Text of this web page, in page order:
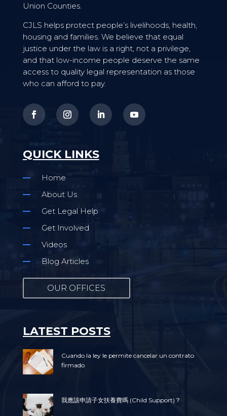
Union Counties.
CJLS helps protect people’s livelihoods, health,
housing and families. We believe that equal
justice under the law is a right, not a privilege,
and that low-income people deserve the same
access to quality legal representation as those
who can afford to pay.
QUICK LINKS
Home
About Us
Get Legal Help
Get Involved
Videos
Blog Articles
OUR OFFICES
LATEST POSTS
Cuando la ley le permite cancelar un contrato
firmado
我應該申請子女扶養費嗎 (Child Support)？